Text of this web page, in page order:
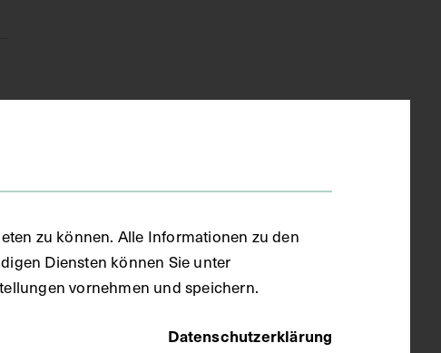
zu können. Alle Informationen zu den
Diensten können Sie unter
vornehmen und speichern.
Datenschutzerklärung